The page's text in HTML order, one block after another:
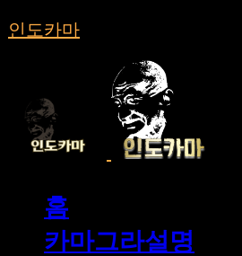
인도카마
홈
카마그라설명